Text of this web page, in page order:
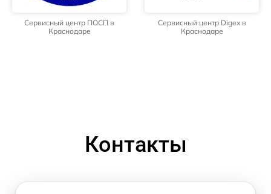
Сервисный центр ПОСП в
Краснодаре
Сервисный центр Digex в
Краснодаре
Контакты